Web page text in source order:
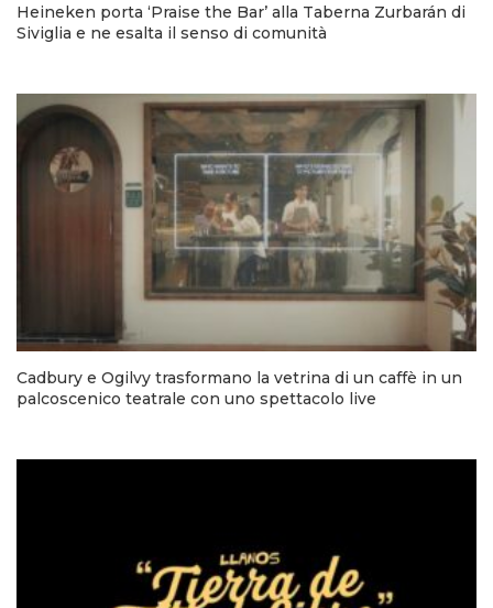
Heineken porta ‘Praise the Bar’ alla Taberna Zurbarán di
Siviglia e ne esalta il senso di comunità
Cadbury e Ogilvy trasformano la vetrina di un caffè in un
palcoscenico teatrale con uno spettacolo live